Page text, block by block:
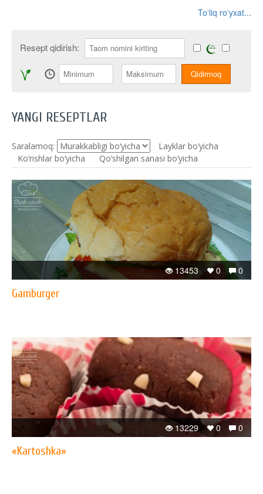
To‘liq ro‘yxat...
Resept qidirish:
YANGI RESEPTLAR
Saralamoq:
Layklar bo’yicha
Ko‘rishlar bo‘yicha
Qo’shilgan sanasi bo’yicha
0
0
13453
Gamburger
0
0
13229
«Kartoshka»